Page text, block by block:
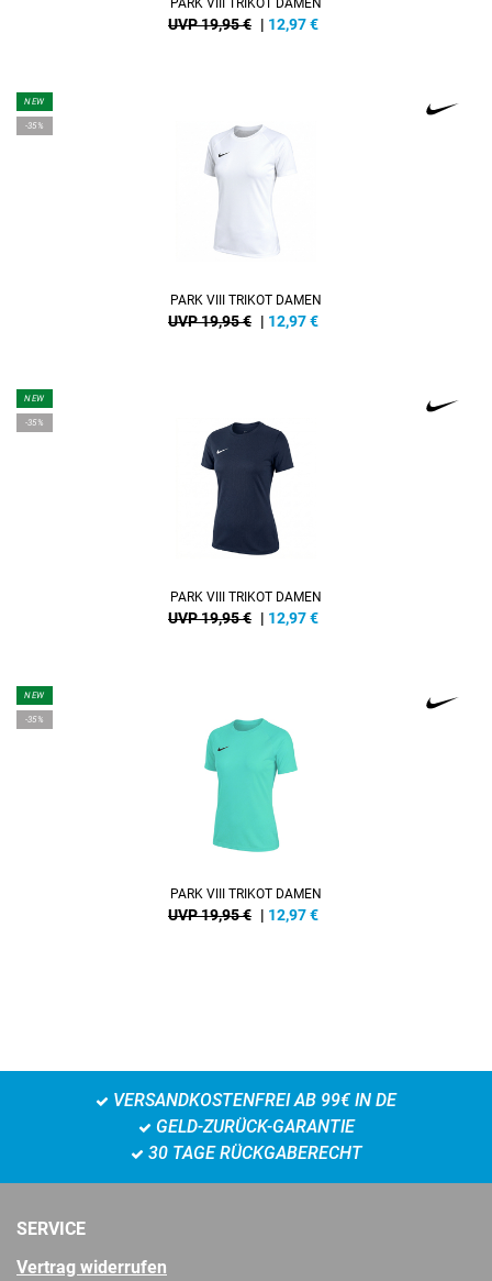
PARK VIII TRIKOT DAMEN
UVP 19,95 € | 12,97€
NEW
-35%
PARK VIII TRIKOT DAMEN
UVP 19,95 € | 12,97€
NEW
-35%
PARK VIII TRIKOT DAMEN
UVP 19,95 € | 12,97€
NEW
-35%
PARK VIII TRIKOT DAMEN
UVP 19,95 € | 12,97€
VERSANDKOSTENFREI AB 99€ IN DE
GELD-ZURÜCK-GARANTIE
30 TAGE RÜCKGABERECHT
SERVICE
Vertrag widerrufen